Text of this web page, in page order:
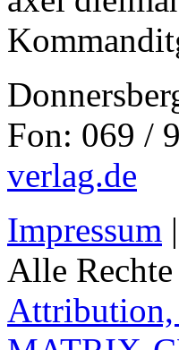
Fon: 069 /
verlag.de
Impressum |
Alle
Attribution,